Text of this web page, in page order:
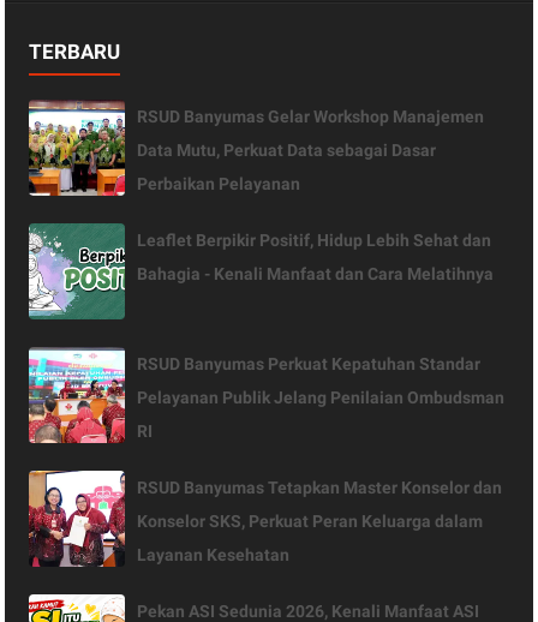
TERBARU
RSUD Banyumas Gelar Workshop Manajemen
Data Mutu, Perkuat Data sebagai Dasar
Perbaikan Pelayanan
Leaflet Berpikir Positif, Hidup Lebih Sehat dan
Bahagia - Kenali Manfaat dan Cara Melatihnya
RSUD Banyumas Perkuat Kepatuhan Standar
Pelayanan Publik Jelang Penilaian Ombudsman
RI
RSUD Banyumas Tetapkan Master Konselor dan
Konselor SKS, Perkuat Peran Keluarga dalam
Layanan Kesehatan
Pekan ASI Sedunia 2026, Kenali Manfaat ASI